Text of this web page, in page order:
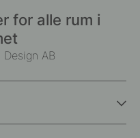
for alle rum i
AB